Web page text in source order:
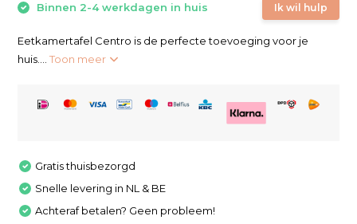
Ik wil hulp
Binnen 2-4 werkdagen in huis
Eetkamertafel Centro is de perfecte toevoeging voor je
huis....Toon meer
Gratis thuisbezorgd
Snelle levering in NL & BE
Achteraf betalen? Geen probleem!